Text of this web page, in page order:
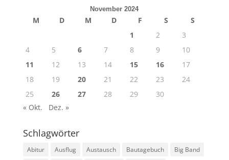
November 2024
M D M D F S
S
1
2
3
4
5 6 7 8 9
10
11
12 13 14 15 16
17
18
19 20 21 22 23
24
25
26 27 28 29
30
« Okt.
Dez. »
Schlagwörter
Abitur Ausflug Austausch Bautagebuch
Big Band